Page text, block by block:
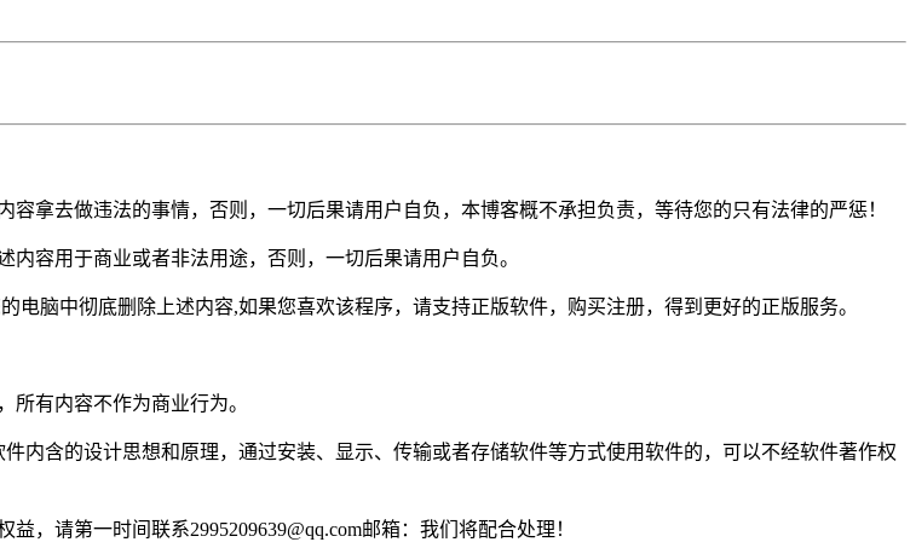
拿去做违法的事情，否则，一切后果请用户自负，本博客概不承担负责，等待您的只有法律的严惩！
容用于商业或者非法用途，否则，一切后果请用户自负。
脑中彻底删除上述内容,如果您喜欢该程序，请支持正版软件，购买注册，得到更好的正版服务。
有内容不作为商业行为。
内含的设计思想和原理，通过安装、显示、传输或者存储软件等方式使用软件的，可以不经软件著作权
，请第一时间联系2995209639@qq.com邮箱：我们将配合处理！